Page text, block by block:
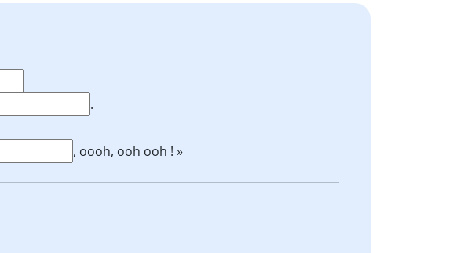
.
, oooh, ooh ooh ! »